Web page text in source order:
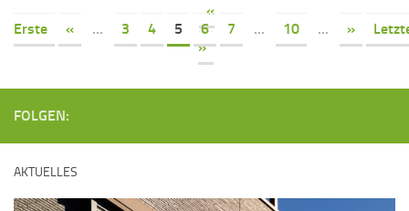
«
Erste
« ... 3 4 5 6 7 ... 10 ... »
»
FOLGEN:
AKTUELLES